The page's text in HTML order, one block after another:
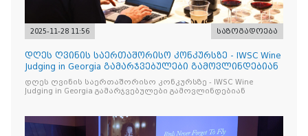
2025-11-28 11:56 საზოგადოება
დღეს ღვინის საერთაშორისო კონკურსზე - IWSC Wine
Judging in Georgia გამარჯვებულები გამოვლინდებიან
დღეს ღვინის საერთაშორისო კონკურსზე - IWSC Wine
Judging in Georgia გამარჯვებულები გამოვლინდებიან